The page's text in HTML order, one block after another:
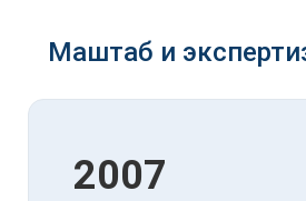
Маштаб и
2007